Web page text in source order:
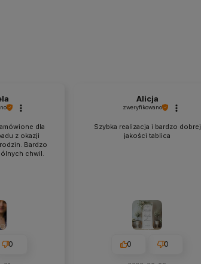
dla
z okazji
Bardzo
chwil.
0
Alicja
zweryfikowano
Szybka realizacja i bardzo dobrej
jakości tablica
0 0